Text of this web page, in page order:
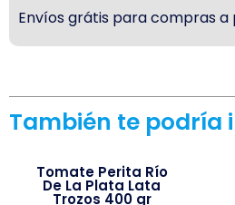
Envíos grátis para compras a
También te podría
Tomate Perita Río
De La Plata Lata
Trozos 400 gr